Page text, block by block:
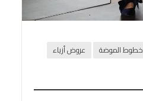
خطوط الموضة عروض أزياء